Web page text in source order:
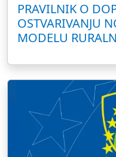
PRAVILNIK O
OSTVARIVANJU
MODELU